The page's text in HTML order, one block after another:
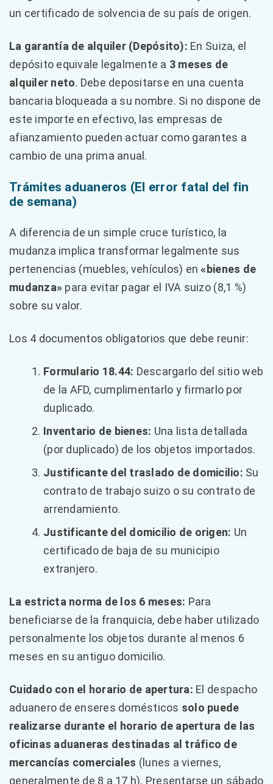
un certificado de solvencia de su país de origen.
La garantía de alquiler (Depósito): En Suiza, el
depósito equivale legalmente a 3 meses de
alquiler neto. Debe depositarse en una cuenta
bancaria bloqueada a su nombre. Si no dispone de
este importe en efectivo, las empresas de
afianzamiento pueden actuar como garantes a
cambio de una prima anual.
Trámites aduaneros (El error fatal del fin
de semana)
A diferencia de un simple cruce turístico, la
mudanza implica transformar legalmente sus
pertenencias (muebles, vehículos) en«bienes de
mudanza» para evitar pagar el IVA suizo (8,1 %)
sobre su valor.
Los 4 documentos obligatorios que debe reunir:
Formulario 18.44: Descargarlo del sitio web
de la AFD, cumplimentarlo y firmarlo por
duplicado.
Inventario de bienes: Una lista detallada
(por duplicado) de los objetos importados.
Justificante del traslado de domicilio: Su
contrato de trabajo suizo o su contrato de
arrendamiento.
Justificante del domicilio de origen: Un
certificado de baja de su municipio
extranjero.
La estricta norma de los 6 meses: Para
beneficiarse de la franquicia, debe haber utilizado
personalmente los objetos durante al menos 6
meses en su antiguo domicilio.
Cuidado con el horario de apertura: El despacho
aduanero de enseres domésticos solo puede
realizarse durante el horario de apertura de las
oficinas aduaneras destinadas al tráfico de
mercancías comerciales (lunes a viernes,
generalmente de 8 a 17 h). Presentarse un sábado